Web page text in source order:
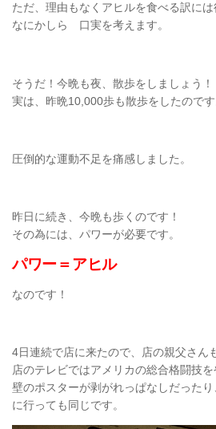
ただ、理由もなくアヒルを食べる訳には
なにかしら 口実を考えます。
そうだ！今晩も夜、散歩をしましょう！
実は、昨晩10,000歩も散歩をしたのです
圧倒的な運動不足を痛感しました。
昨日に続き、今晩も歩くのです！
その為には、パワーが必要です。
パワー＝アヒル
なのです！
4日連続で店に来たので、店の親父さん
店のテレビではアメリカの総合格闘技を
壁のポスターが剥がれっぱなしだった
に行っても同じです。